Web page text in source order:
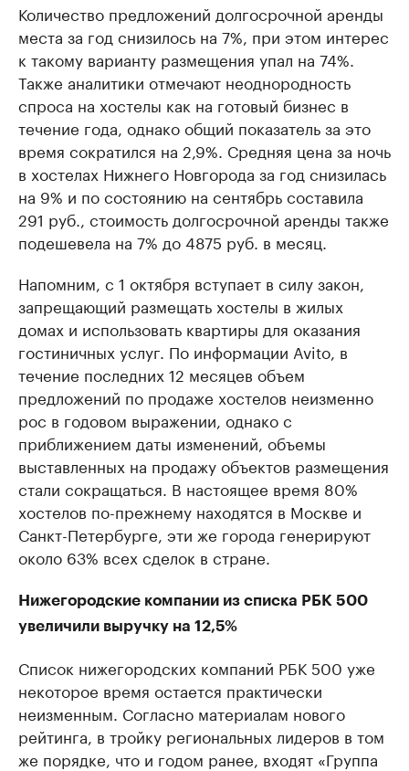
Количество предложений долгосрочной аренды
места за год снизилось на 7%, при этом интерес
к такому варианту размещения упал на 74%.
Также аналитики отмечают неоднородность
спроса на хостелы как на готовый бизнес в
течение года, однако общий показатель за это
время сократился на 2,9%. Средняя цена за ночь
в хостелах Нижнего Новгорода за год снизилась
на 9% и по состоянию на сентябрь составила
291 руб., стоимость долгосрочной аренды также
подешевела на 7% до 4875 руб. в месяц.
Напомним, с 1 октября вступает в силу закон,
запрещающий размещать хостелы в жилых
домах и использовать квартиры для оказания
гостиничных услуг. По информации Avito, в
течение последних 12 месяцев объем
предложений по продаже хостелов неизменно
рос в годовом выражении, однако с
приближением даты изменений, объемы
выставленных на продажу объектов размещения
стали сокращаться. В настоящее время 80%
хостелов по-прежнему находятся в Москве и
Санкт-Петербурге, эти же города генерируют
около 63% всех сделок в стране.
Нижегородские компании из списка РБК 500
увеличили выручку на 12,5%
Список нижегородских компаний РБК 500 уже
некоторое время остается практически
неизменным. Согласно материалам нового
рейтинга, в тройку региональных лидеров в том
же порядке, что и годом ранее, входят «Группа